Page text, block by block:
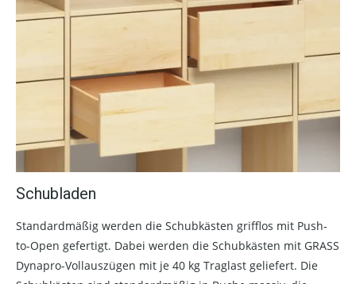
Schubladen
Standardmäßig werden die Schubkästen grifflos mit Push-
to-Open gefertigt. Dabei werden die Schubkästen mit GRASS
Dynapro-Vollauszügen mit je 40 kg Traglast geliefert. Die